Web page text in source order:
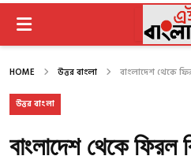
HOME উত্তর বাংলা বাংলাদেশ থেকে
উত্তর বাংলা
বাংলাদেশ থেকে ফিরল